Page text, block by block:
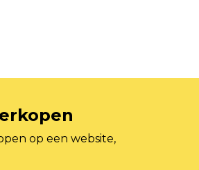
op een website,